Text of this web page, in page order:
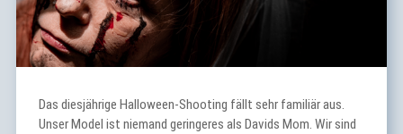
Das diesjährige Halloween-Shooting fällt sehr familiär aus.
Unser Model ist niemand geringeres als Davids Mom. Wir sind